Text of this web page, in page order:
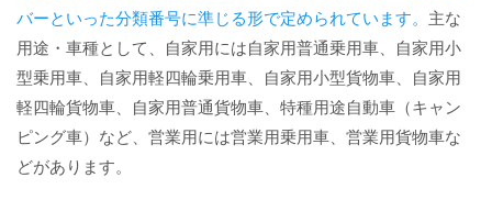
バーといった分類番号に準じる形で定められています。 主な
用途・車種として、自家用には自家用普通乗用車、自家用小
型乗用車、自家用軽四輪乗用車、自家用小型貨物車、自家用
軽四輪貨物車、自家用普通貨物車、特種用途自動車（キャン
ピング車）など、営業用には営業用乗用車、営業用貨物車な
どがあります。